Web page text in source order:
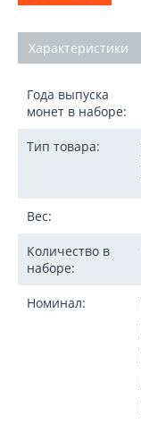
Характеристики
Года выпуска
монет в наборе:
Тип товара:
Вес:
Количество в
наборе:
Номинал: